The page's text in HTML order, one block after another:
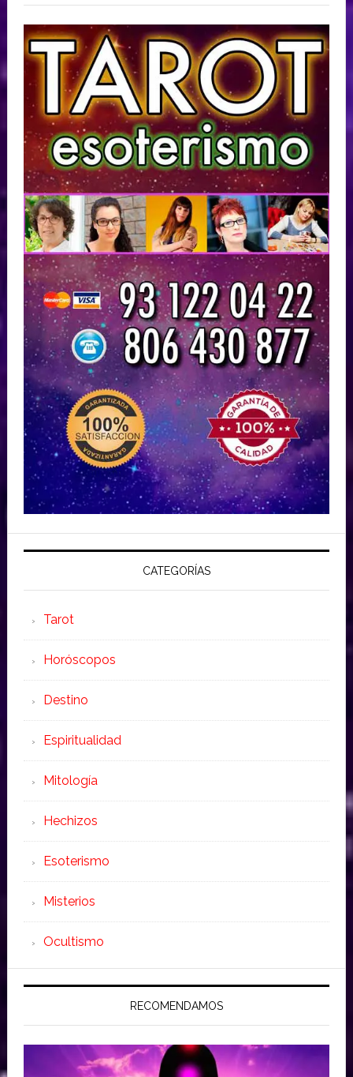
CATEGORÍAS
Tarot
Horóscopos
Destino
Espiritualidad
Mitología
Hechizos
Esoterismo
Misterios
Ocultismo
RECOMENDAMOS